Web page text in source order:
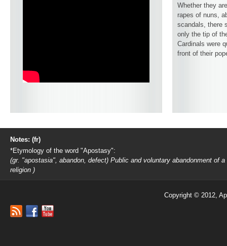
Whether they
rapes of nuns,
scandals, there
only the tip of
Cardinals were
front of their
Notes: (fr)
*Etymology of the word "Apostasy":
(gr. "apostasia", abandon, defect) Public and voluntary abandonment of a
religion )
Copyright © 2012,